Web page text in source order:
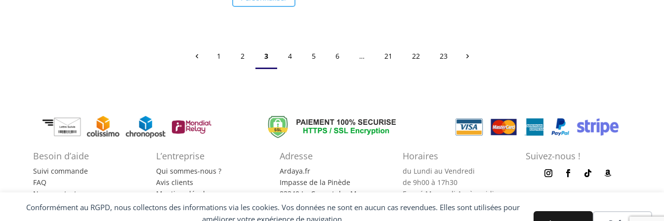
Conformément au RGPD, nous collectons des informations via les cookies. Vos données ne sont en aucun cas revendues. Elles sont utilisées pour
améliorer votre expérience de navigation.
1 2 3 4 5 6 … 21 22 23
Besoin d’aide
Suivi commande
FAQ
Nous contacter
CGV
L’entreprise
Qui sommes-nous ?
Avis clients
Mentions légales
Politiques de confidentialité
Adresse
Ardaya.fr
Impasse de la Pinède
83340 Le Cannet des Maures
Horaires
du Lundi au Vendredi
de 9h00 à 17h30
Fermé Mercredi Après-midi
Suivez-nous !